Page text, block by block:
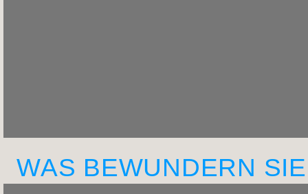
WAS BEWUNDERN